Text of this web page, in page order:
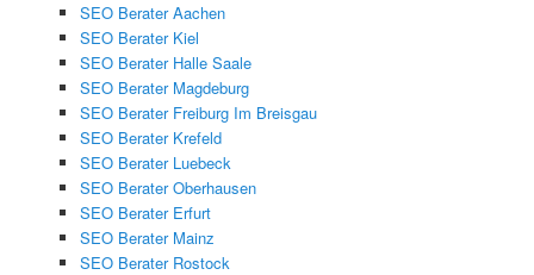
SEO Berater Aachen
SEO Berater Kiel
SEO Berater Halle Saale
SEO Berater Magdeburg
SEO Berater Freiburg Im Breisgau
SEO Berater Krefeld
SEO Berater Luebeck
SEO Berater Oberhausen
SEO Berater Erfurt
SEO Berater Mainz
SEO Berater Rostock